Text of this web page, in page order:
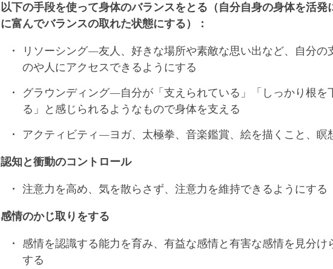
以下の手段を使って身体のバランスをとる（自分自身の身体を活発
に富んでバランスの取れた状態にする）：
リソーシング―友人、好きな場所や素敵な思い出など、自分の
のや人にアクセスできるようにする
グラウンディング―自分が「支えられている」「しっかり根を
る」と感じられるようなもので身体を支える
アクティビティ―ヨガ、太極拳、音楽鑑賞、絵を描くこと、瞑
認知と衝動のコントロール
注意力を高め、気を散らさず、注意力を維持できるようにする
感情のかじ取りをする
感情を認識する能力を育み、有益な感情と有害な感情を見分け
する